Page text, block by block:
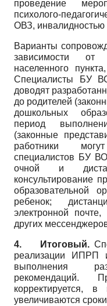
проведение
психолого-
ОВЗ, инвалидностью
Варианты
зависимости
населенного
Специалисты БУ
доводят
до родителей
дошкольных
период
(законные
работники
специалистов БУ
очной и
консультирование
образовательной
ребенок;
электронной
других
4. Итоговый.
реализации ИПРП
выполнения
рекомендаций.
корректируется,
увеличиваются